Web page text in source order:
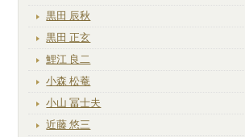
黒田 辰秋
黒田 正玄
鯉江 良二
小森 松菴
小山 冨士夫
近藤 悠三